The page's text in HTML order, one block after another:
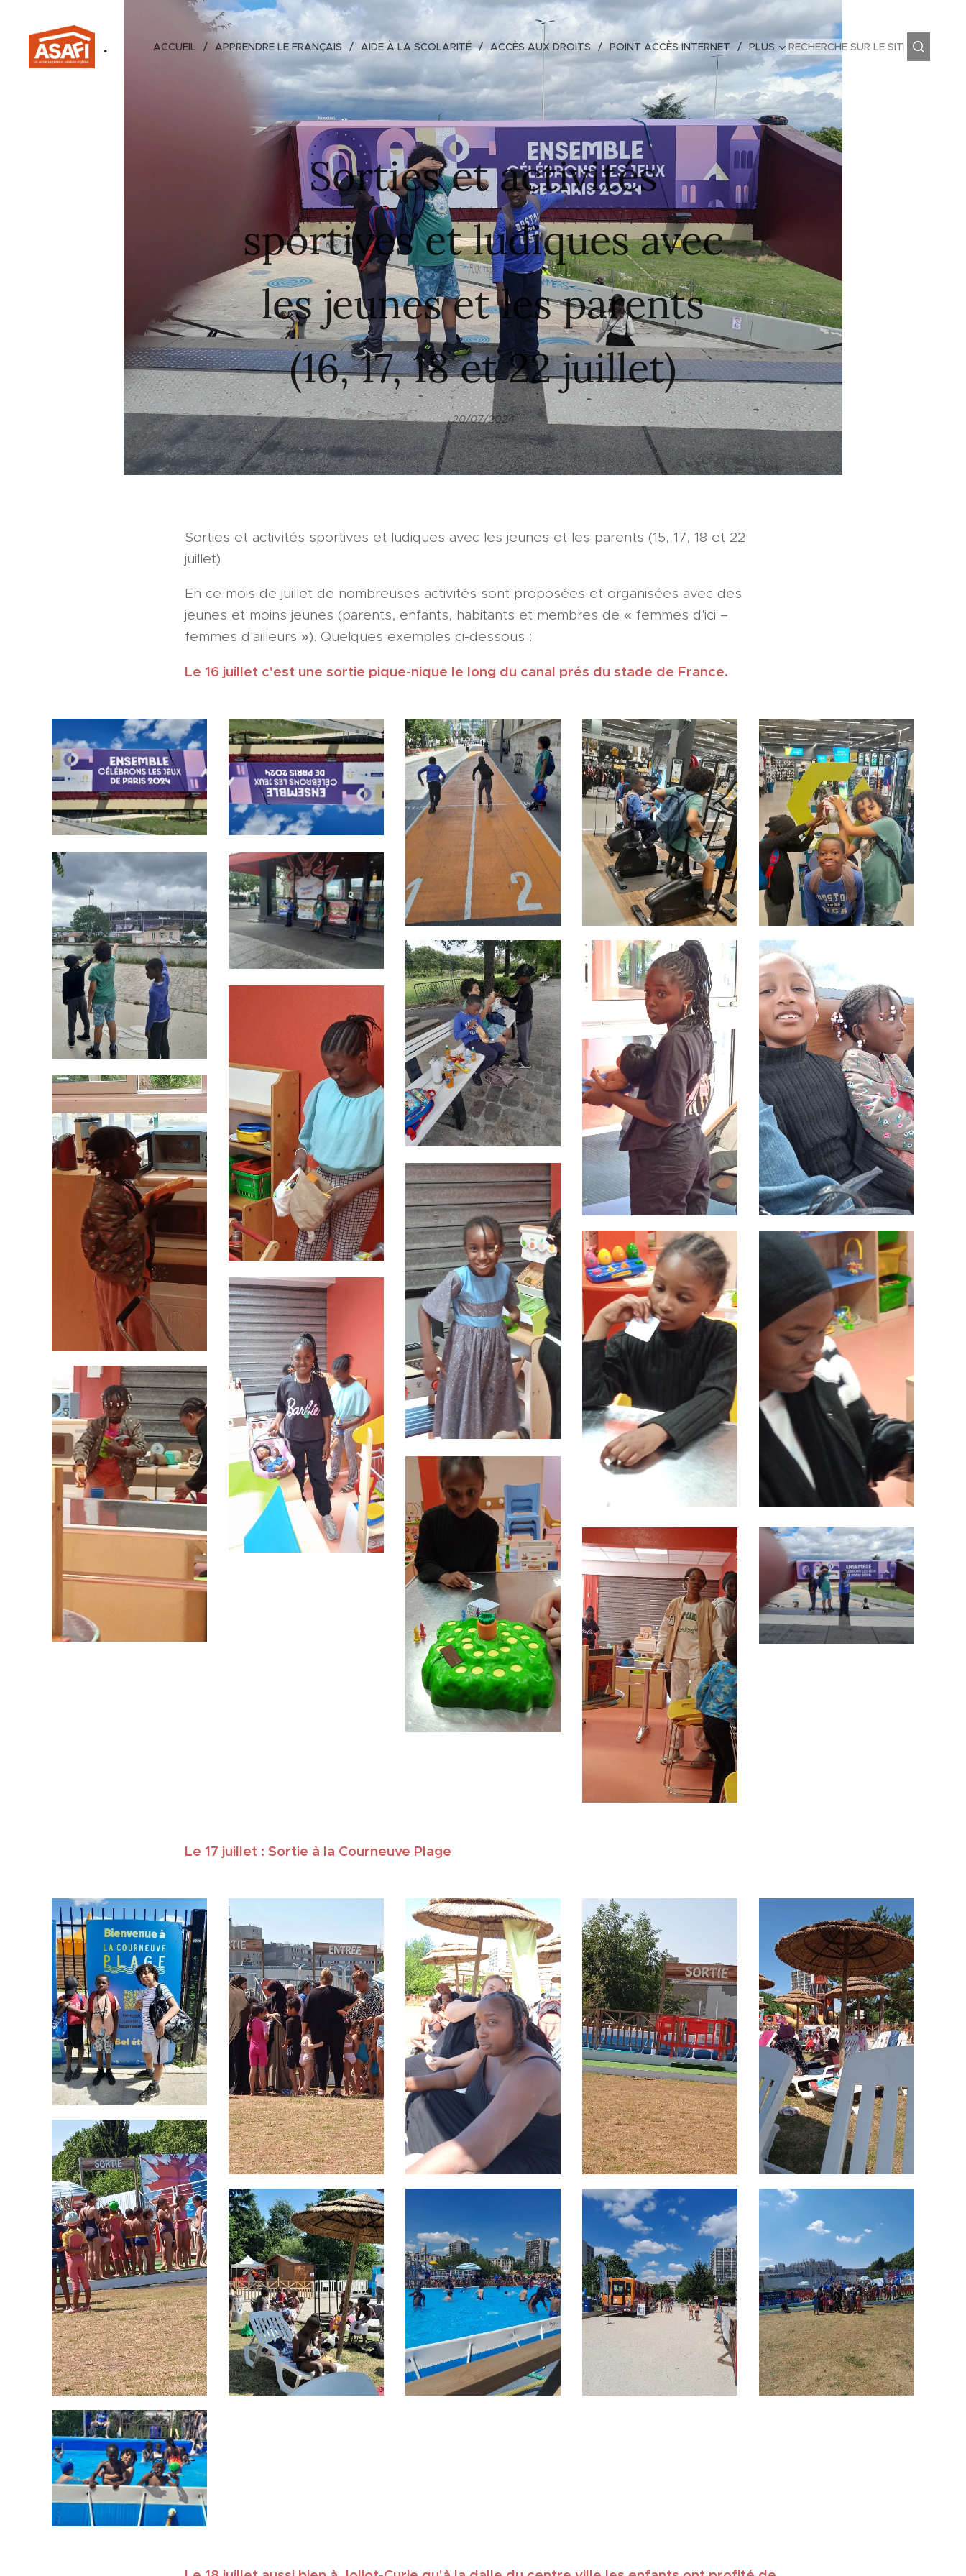
. ACCUEIL APPRENDRE LE FRANÇAIS AIDE À LA SCOLARITÉ ACCÈS AUX DROITS POINT ACCÈS INTERNET PLUS
Sorties et activités
sportives et ludiques avec
les jeunes et les parents
(16, 17, 18 et 22 juillet)
20/07/2024
Sorties et activités sportives et ludiques avec les jeunes et les parents (15, 17, 18 et 22
juillet)
En ce mois de juillet de nombreuses activités sont proposées et organisées avec des
jeunes et moins jeunes (parents, enfants, habitants et membres de « femmes d'ici –
femmes d'ailleurs »). Quelques exemples ci-dessous :
Le 16 juillet c'est une sortie pique-nique le long du canal prés du stade de France.
Le 17 juillet : Sortie à la Courneuve Plage